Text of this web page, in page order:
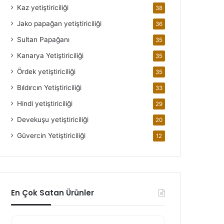
Kaz yetiştiriciliği 38
Jako papağan yetiştiriciliği 36
Sultan Papağanı 35
Kanarya Yetiştiriciliği 35
Ördek yetiştiriciliği 35
Bıldırcın Yetiştiriciliği 33
Hindi yetiştiriciliği 29
Devekuşu yetiştiriciliği 20
Güvercin Yetiştiriciliği 12
En Çok Satan Ürünler